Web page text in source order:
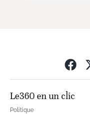
Le360 en un clic
Politique